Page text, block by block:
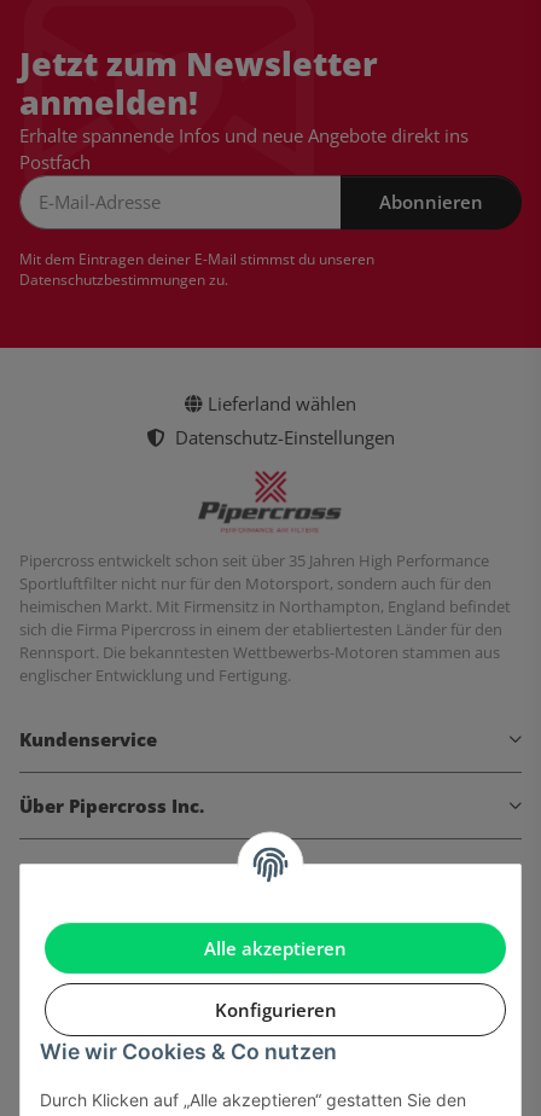
Alle akzeptieren
Konfigurieren
Wie wir Cookies & Co nutzen
Durch Klicken auf „Alle akzeptieren“ gestatten Sie den
Jetzt zum Newsletter
anmelden!
Erhalte spannende Infos und neue Angebote direkt ins
Postfach
Abonnieren
Mit dem Eintragen deiner E-Mail stimmst du unseren
Datenschutzbestimmungenzu.
Lieferland wählen
Datenschutz-Einstellungen
Pipercross entwickelt schon seit über 35 Jahren High Performance
Sportluftfilter nicht nur für den Motorsport, sondern auch für den
heimischen Markt. Mit Firmensitz in Northampton, England befindet
sich die Firma Pipercross in einem der etabliertesten Länder für den
Rennsport. Die bekanntesten Wettbewerbs-Motoren stammen aus
englischer Entwicklung und Fertigung.
Kundenservice
Über Pipercross Inc.
Informationen
Gesetzliche Informationen